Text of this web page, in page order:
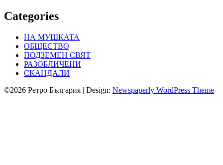
Categories
НА МУШКАТА
ОБЩЕСТВО
ПОДЗЕМЕН СВЯТ
РАЗОБЛИЧЕНИ
СКАНДАЛИ
©2026 Ретро България | Design: Newspaperly WordPress Theme